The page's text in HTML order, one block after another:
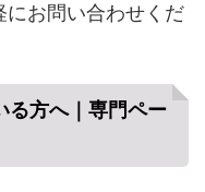
にお問い合わせくだ
る方へ｜専門ペー